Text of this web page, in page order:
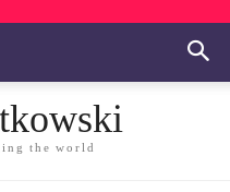
the world